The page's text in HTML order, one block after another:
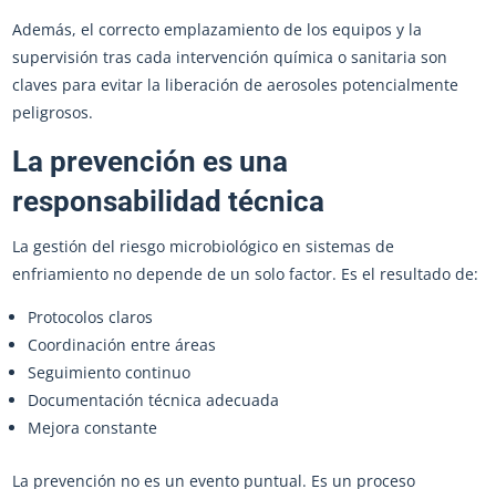
Además, el correcto emplazamiento de los equipos y la
supervisión tras cada intervención química o sanitaria son
claves para evitar la liberación de aerosoles potencialmente
peligrosos.
La prevención es una
responsabilidad técnica
La gestión del riesgo microbiológico en sistemas de
enfriamiento no depende de un solo factor. Es el resultado de:
Protocolos claros
Coordinación entre áreas
Seguimiento continuo
Documentación técnica adecuada
Mejora constante
La prevención no es un evento puntual. Es un proceso